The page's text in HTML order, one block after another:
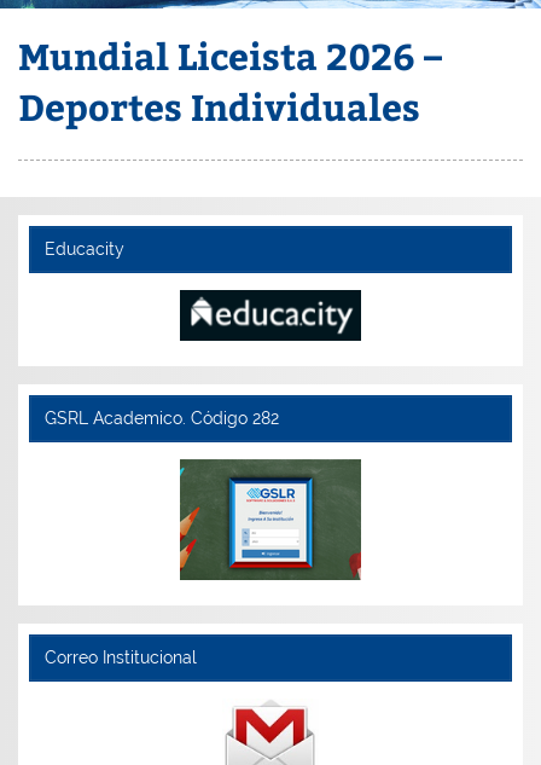
Mundial Liceista 2026 –
Deportes Individuales
Educacity
GSRL Academico. Código 282
Correo Institucional